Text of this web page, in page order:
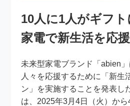
10人に1人がギフ
家電で新生活を応援
未来型家電ブランド「abien
人々を応援するために「新生
ン」を実施することを発表し
は、2025年3月4日（火）から